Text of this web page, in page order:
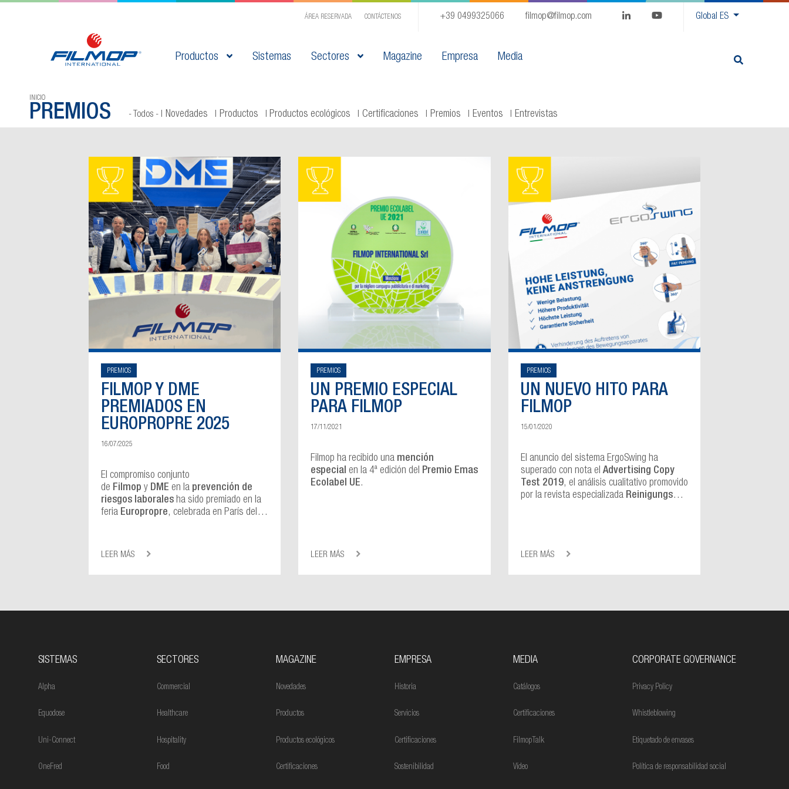
ÁREA RESERVADA CONTÁCTENOS GlobalES
+39 0499325066 filmop@filmop.com
Productos Sistemas Sectores Magazine Empresa Media
INICIO
PREMIOS - Todos - Novedades Productos Productos ecológicos Certificaciones Premios Eventos Entrevistas
PREMIOS
FILMOP Y DME
PREMIADOS EN
EUROPROPRE 2025
16/07/2025
El compromiso conjunto
de Filmop y DME en la prevención de
riesgos laborales ha sido premiado en la
feria Europropre, celebrada en París del
LEER MÁS
PREMIOS
UN PREMIO ESPECIAL
PARA FILMOP
17/11/2021
Filmop ha recibido una mención
especial en la 4ª edición del Premio Emas
Ecolabel UE.
LEER MÁS
PREMIOS
UN NUEVO HITO PARA
FILMOP
15/01/2020
El anuncio del sistema ErgoSwing ha
superado con nota el Advertising Copy
Test 2019, el análisis cualitativo promovido
por la revista especializada Reinigungs
LEER MÁS
SISTEMAS
Alpha
Equodose
Uni-Connect
OneFred
SECTORES
Commercial
Healthcare
Hospitality
Food
MAGAZINE
Novedades
Productos
Productos ecológicos
Certificaciones
EMPRESA
Historia
Servicios
Certificaciones
Sostenibilidad
MEDIA
Catálogos
Certificaciones
FilmopTalk
Vídeo
CORPORATE GOVERNANCE
Privacy Policy
Whistleblowing
Etiquetado de envases
Política de responsabilidad social